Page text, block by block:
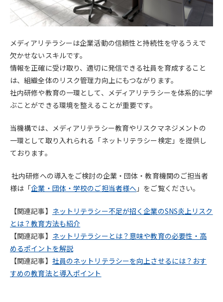
メディアリテラシーは企業活動の信頼性と持続性を守るうえで
欠かせないスキルです。
情報を正確に受け取り、適切に発信できる社員を育成すること
は、組織全体のリスク管理力向上にもつながります。
社内研修や教育の一環として、メディアリテラシーを体系的に学
ぶことができる環境を整えることが重要です。
当機構では、メディアリテラシー教育やリスクマネジメントの
一環として取り入れられる「ネットリテラシー検定」を提供し
ております。
社内研修への導入をご検討の企業・団体・教育機関のご担当者
様は「企業・団体・学校のご担当者様へ 」をご覧ください。
【関連記事】 ネットリテラシー不足が招く企業のSNS炎上リスク
とは？教育方法も紹介
【関連記事】 ネットリテラシーとは？意味や教育の必要性・高
めるポイントを解説
【関連記事】 社員のネットリテラシーを向上させるには？おす
すめの教育法と導入ポイント